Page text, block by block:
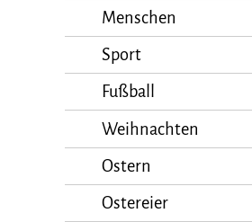
Menschen
Sport
Fußball
Weihnachten
Ostern
Ostereier